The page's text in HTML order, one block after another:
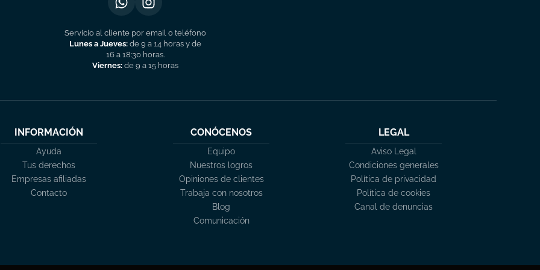
Servicio al cliente por email o teléfono
Lunes a Jueves:de 9 a 14 horas y de
16 a 18:30 horas.
Viernes:de 9 a 15 horas
INFORMACIÓN
Ayuda
Tus derechos
Empresas afiliadas
Contacto
CONÓCENOS
Equipo
Nuestros logros
Opiniones de clientes
Trabaja con nosotros
Blog
Comunicación
LEGAL
Aviso Legal
Condiciones generales
Política de privacidad
Política de cookies
Canal de denuncias